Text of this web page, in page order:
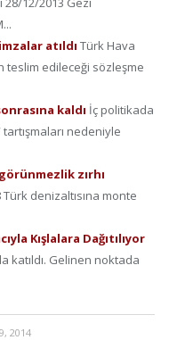
atıldı Türk Hava
teslim edileceği sözleşme
kaldı İç politikada
nedeniyle
zırhı
denizaltısına monte
Kışlalara Dağıtılıyor
ka­tıl­dı. Ge­li­nen nok­ta­da
2014